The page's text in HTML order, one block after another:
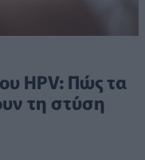
HPV: Πώς τα
τη στύση